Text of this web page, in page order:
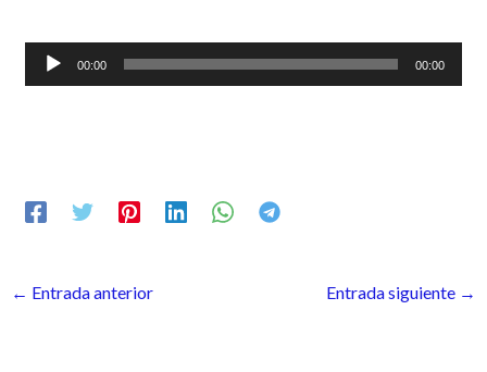
Reproductor
00:00 00:00
← Entrada anterior Entrada siguiente →